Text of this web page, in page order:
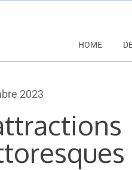
HOME
2023